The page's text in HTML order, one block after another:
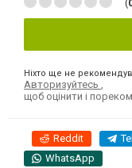
(
Ніхто ще не
Авторизуйтесь
щоб оцінити і
Reddit
WhatsApp